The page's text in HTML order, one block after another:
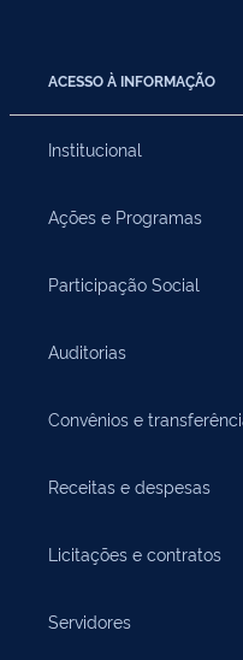
ACESSO À INFORMAÇÃO
Institucional
Ações e Programas
Participação Social
Auditorias
Convênios e
Receitas e despesas
Licitações e contratos
Servidores